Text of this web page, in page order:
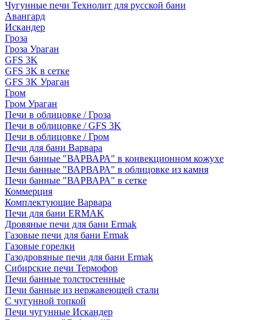
Чугунные печи Технолит для русской бани
Авангард
Искандер
Гроза
Гроза Ураган
GFS 3K
GFS 3K в сетке
GFS 3K Ураган
Гром
Гром Ураган
Печи в облицовке / Гроза
Печи в облицовке / GFS 3K
Печи в облицовке / Гром
Печи для бани Варвара
Печи банные "ВАРВАРА" в конвекционном кожухе
Печи банные "ВАРВАРА" в облицовке из камня
Печи банные "ВАРВАРА" в сетке
Коммерция
Комплектующие Варвара
Печи для бани ERMAK
Дровяные печи для бани Ermak
Газовые печи для бани Ermak
Газовые горелки
Газодровяные печи для бани Ermak
Сибирские печи Термофор
Печи банные толстостенные
Печи банные из нержавеющей стали
С чугунной топкой
Печи чугунные Искандер